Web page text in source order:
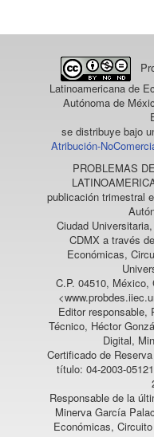
Latinoamericana de
Autónoma de
se distribuye bajo
Atribución-
PROBLEMAS
publicación trimestral
Ciudad
CDMX a través
Económicas,
C.P. 04510, México,
Editor responsable,
Técnico, Héctor
Digital,
Certificado de
título: 04-2003-
Responsable de la
Minerva García
Económicas,